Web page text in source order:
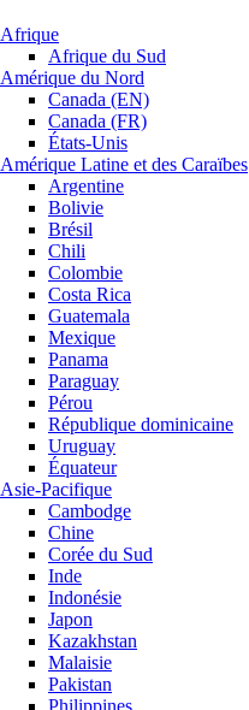
Afrique
Afrique du Sud
Amérique du Nord
Canada (EN)
Canada (FR)
États-Unis
Amérique Latine et des Caraïbes
Argentine
Bolivie
Brésil
Chili
Colombie
Costa Rica
Guatemala
Mexique
Panama
Paraguay
Pérou
République dominicaine
Uruguay
Équateur
Asie-Pacifique
Cambodge
Chine
Corée du Sud
Inde
Indonésie
Japon
Kazakhstan
Malaisie
Pakistan
Philippines